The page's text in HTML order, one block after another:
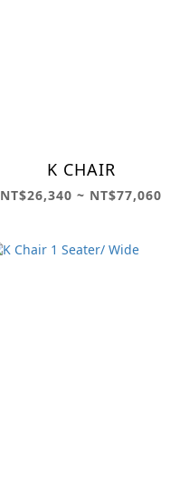
K CHAIR
NT$26,340 ~ NT$77,060